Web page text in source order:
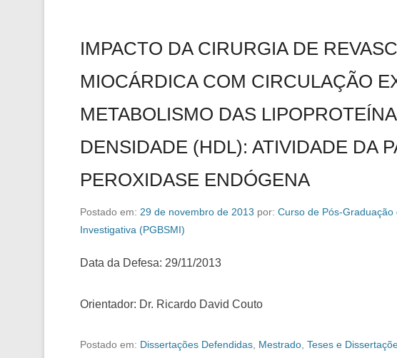
IMPACTO DA CIRURGIA DE
MIOCÁRDICA COM CIRCULAÇÃO
METABOLISMO DAS
DENSIDADE (HDL): ATIVIDADE DA
PEROXIDASE ENDÓGENA
Postado em: 29 de novembro de 2013 por: Curso de Pós-
Investigativa (PGBSMI)
Data da Defesa: 29/11/2013
Orientador: Dr. Ricardo David Couto
Postado em: Dissertações Defendidas Mestrado Teses e